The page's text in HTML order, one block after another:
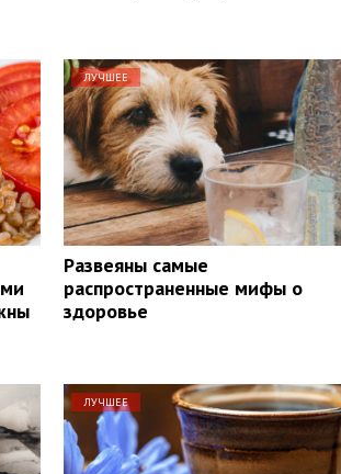
ЛУЧШЕЕ
Развеяны самые
распространенные мифы о
здоровье
ЛУЧШЕЕ